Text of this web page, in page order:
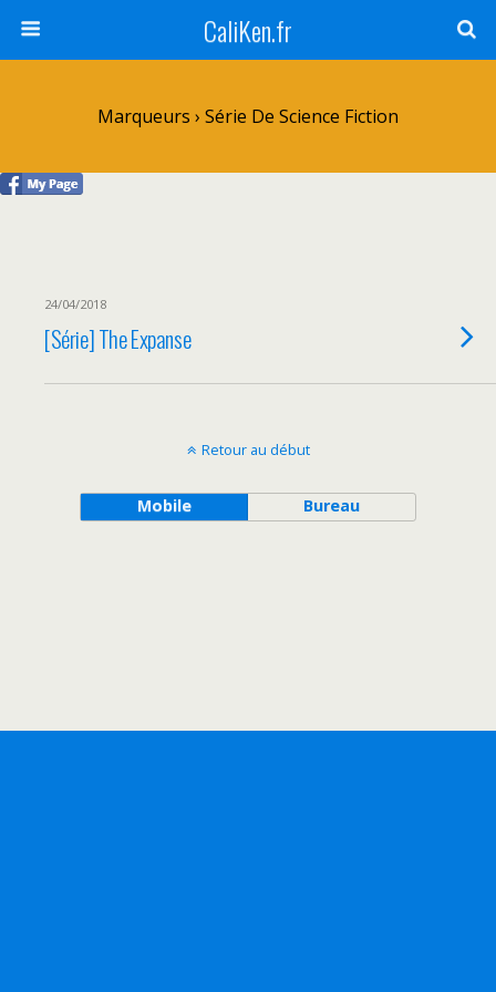
CaliKen.fr
Marqueurs › Série De Science Fiction
24/04/2018
[Série] The Expanse
Retour au début
Mobile Bureau